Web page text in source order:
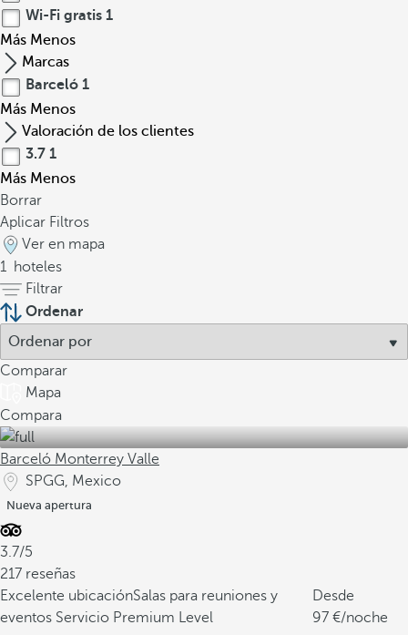
Wi-Fi gratis 1
Más Menos
Marcas
Barceló 1
Más Menos
Valoración de los clientes
3.7 1
Más Menos
Borrar
Aplicar Filtros
Ver en mapa
1 hoteles
Filtrar
Ordenar
Comparar
Mapa
Compara
Barceló Monterrey Valle
SPGG, Mexico
Nueva apertura
3.7/5
217 reseñas
Excelente ubicaciónSalas para reuniones y
eventos Servicio Premium Level
Desde
97
/noche